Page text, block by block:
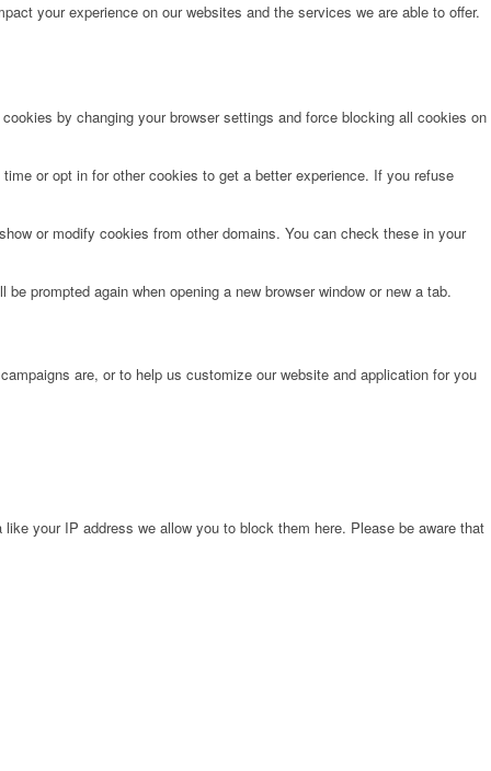
your experience on our websites and the services we are able to offer.
by changing your browser settings and force blocking all cookies on
or opt in for other cookies to get a better experience. If you refuse
or modify cookies from other domains. You can check these in your
prompted again when opening a new browser window or new a tab.
are, or to help us customize our website and application for you
your IP address we allow you to block them here. Please be aware that